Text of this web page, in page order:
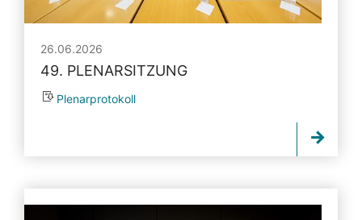
26.06.2026
49. PLENARSITZUNG
Plenarprotokoll